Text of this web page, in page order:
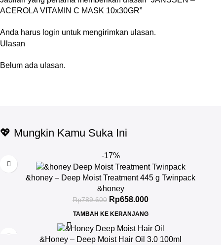
Ulasan
Belum ada ulasan.
ACEROLA VITAMIN C MASK 10x30GR”
Anda harus login untuk mengirimkan ulasan.
💖 Mungkin Kamu Suka Ini
-17%
&honey – Deep Moist Treatment 445 g Twinpack
&honey
Rp789.600 Rp658.000
TAMBAH KE KERANJANG
&Honey – Deep Moist Hair Oil 3.0 100ml